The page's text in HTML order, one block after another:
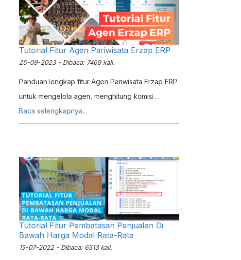
macam, mulai dari PLN, BPJS, PDAM, telepon,
pulsa, internet, paket data, asuransi, kartu kredit,
multi finance, hingga voucher game.
Tutorial Fitur Agen Pariwisata Erzap ERP
25-09-2023 - Dibaca: 7469 kali.
Panduan lengkap fitur Agen Pariwisata Erzap ERP
untuk mengelola agen, menghitung komisi
otomatis, dan meningkatkan efisiensi bisnis retail,
F&B, dan objek wisata.
Baca selengkapnya...
Tutorial Fitur Pembatasan Penjualan Di
Bawah Harga Modal Rata-Rata
15-07-2022 - Dibaca: 6513 kali.